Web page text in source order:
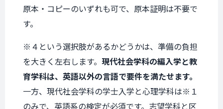
原本・コピーのいずれも可で、原本証明は不要で
す。
※４という選択肢があるかどうかは、準備の負担
を大きく左右します。 現代社会学科の編入学と教
育学科は、英語以外の言語で要件を満たせます。
一方、現代社会学科の学士入学と心理学科は※１
のみで、英語系の検定が必須です。志望学科と区